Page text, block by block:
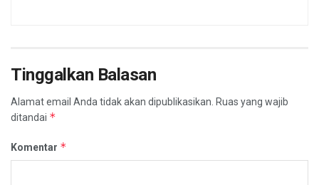
Tinggalkan Balasan
Alamat email Anda tidak akan dipublikasikan. Ruas yang wajib
ditandai *
Komentar *